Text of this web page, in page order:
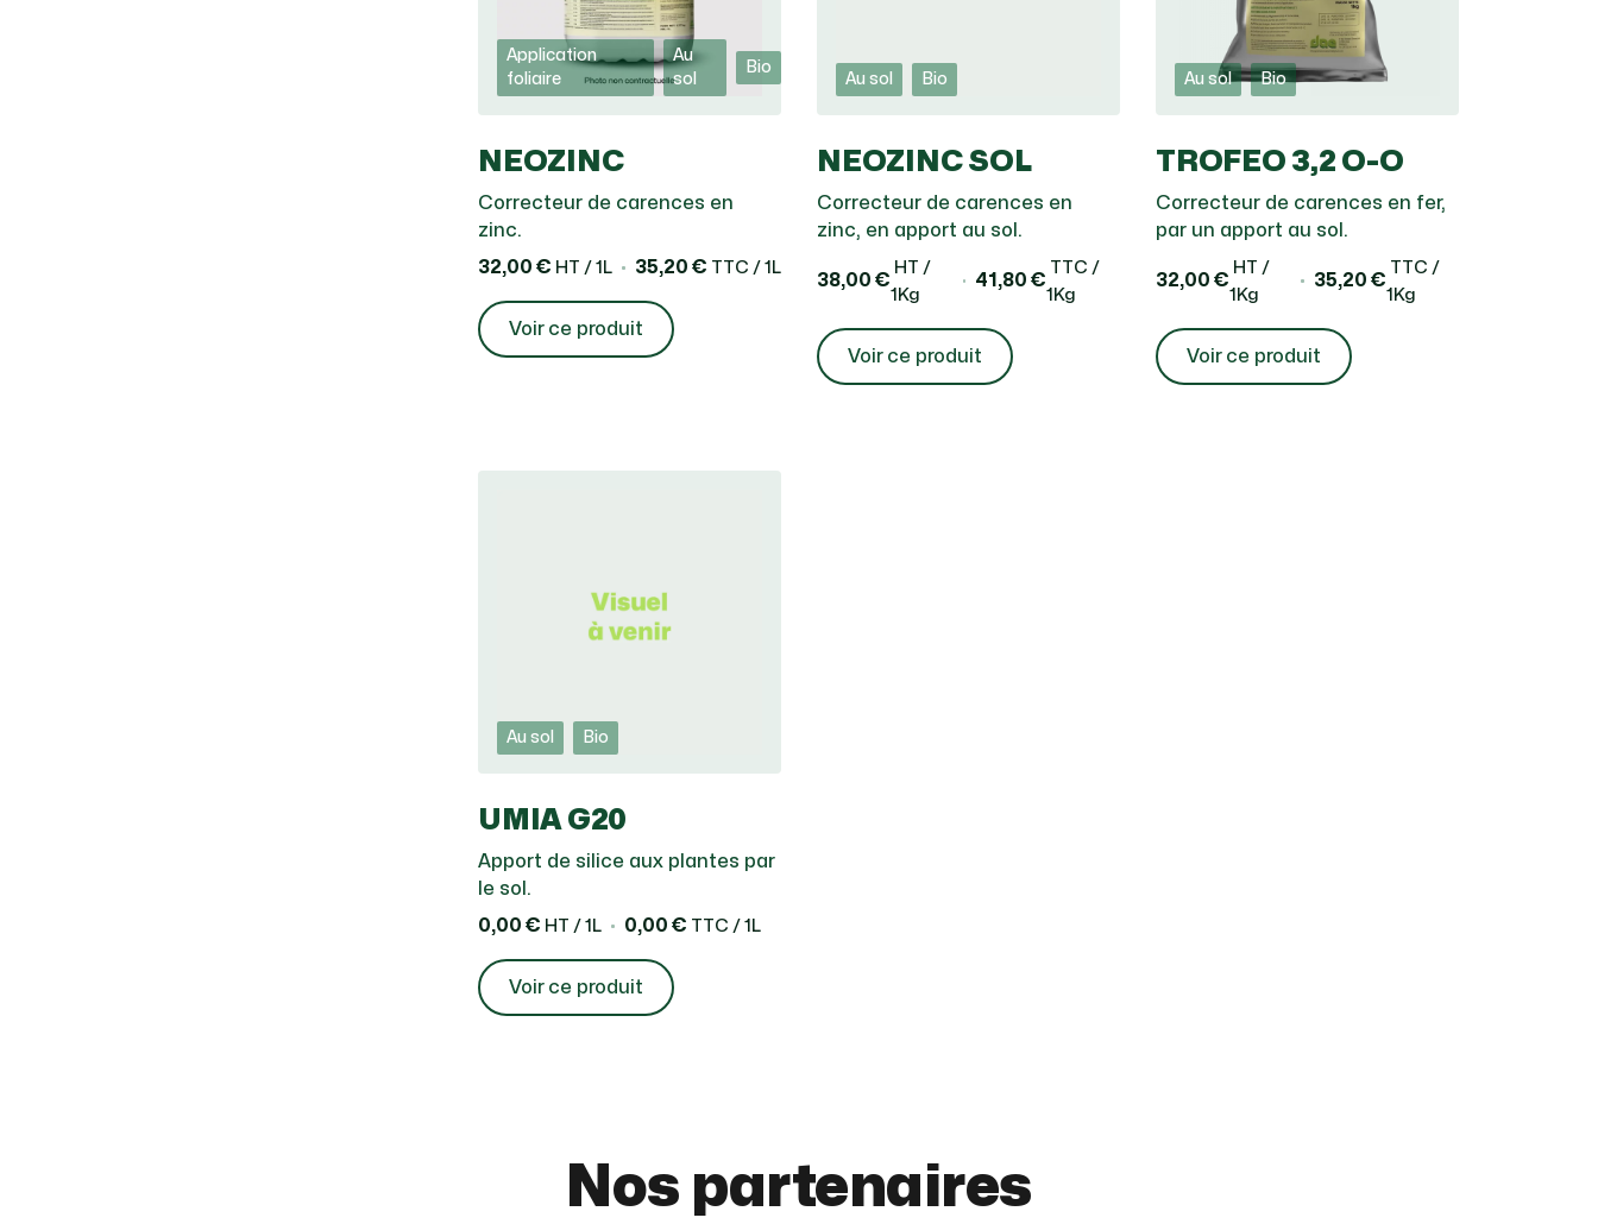
Application
foliaire
Au
sol
Bio
NEOZINC
Correcteur de carences en
zinc.
32,00 € HT / 1L 35,20 € TTC / 1L
Voir ce produit
Au sol Bio
NEOZINC SOL
Correcteur de carences en
zinc, en apport au sol.
38,00 €
HT /
1Kg
41,80 €
TTC /
1Kg
Voir ce produit
Au sol Bio
TROFEO 3,2 O-O
Correcteur de carences en fer,
par un apport au sol.
32,00 €
HT /
1Kg
35,20 €
TTC /
1Kg
Voir ce produit
Au sol Bio
UMIA G20
Apport de silice aux plantes par
le sol.
0,00 € HT / 1L 0,00 € TTC / 1L
Voir ce produit
Nos partenaires